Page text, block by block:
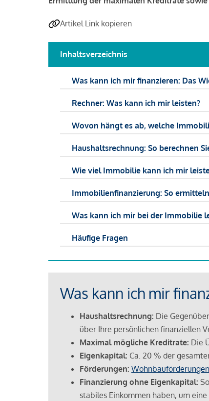
Artikel Link kopieren
Inhaltsverzeichnis
Was kann ich mir finanzieren: Das
Rechner: Was kann ich mir leisten?
Wovon hängt es ab, welche
Haushaltsrechnung: So berechnen
Wie viel Immobilie kann ich mir
Immobilienfinanzierung: So
Was kann ich mir bei der Immobilie
Häufige Fragen
Was kann ich mir
Haushaltsrechnung: Die
über Ihre persönlichen finanziellen
Maximal mögliche Kreditrate: Die
Eigenkapital: Ca. 20 % der
Förderungen: Wohnbauförderungen
Finanzierung ohne Eigenkapital:
stabiles Einkommen haben, um